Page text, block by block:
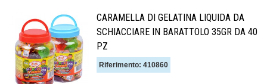
CARAMELLA DI GELATINA LIQUIDA DA
SCHIACCIARE IN BARATTOLO 35GR DA 40
PZ
Riferimento: 410860